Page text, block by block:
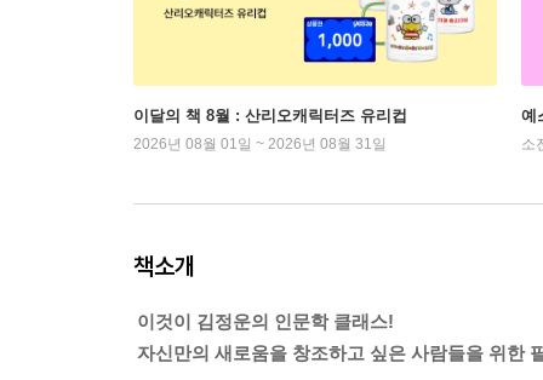
이달의 책 8월 : 산리오캐릭터즈 유리컵
2026년 08월 01일 ~ 2026년 08월 31일
예
소
책소개
이것이 김정운의 인문학 클래스!
자신만의 새로움을 창조하고 싶은 사람들을 위한